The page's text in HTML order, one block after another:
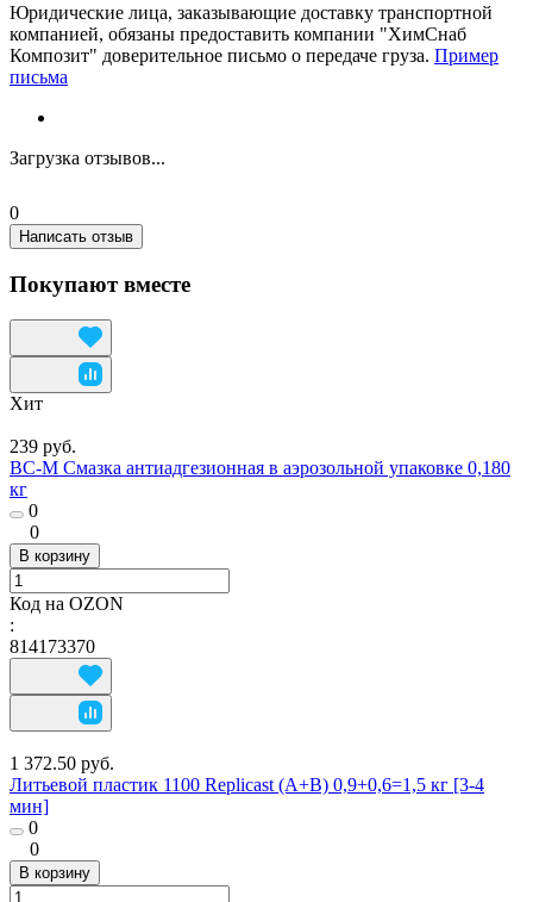
Юридические лица, заказывающие доставку транспортной
компанией, обязаны предоставить компании "ХимСнаб
Композит" доверительное письмо о передаче груза. Пример
письма
Загрузка отзывов...
0
Написать отзыв
Покупают вместе
Хит
239 руб.
ВС-М Смазка антиадгезионная в аэрозольной упаковке 0,180
кг
0
0
В корзину
Код на OZON
:
814173370
1 372.50 руб.
Литьевой пластик 1100 Replicast (А+В) 0,9+0,6=1,5 кг [3-4
мин]
0
0
В корзину